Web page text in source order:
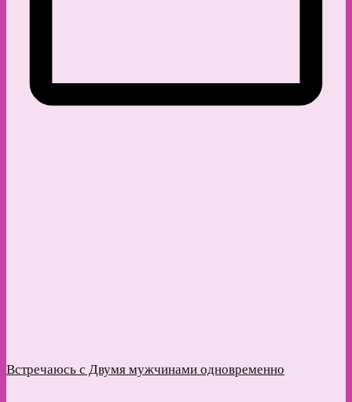
Встречаюсь с Двумя мужчинами одновременно